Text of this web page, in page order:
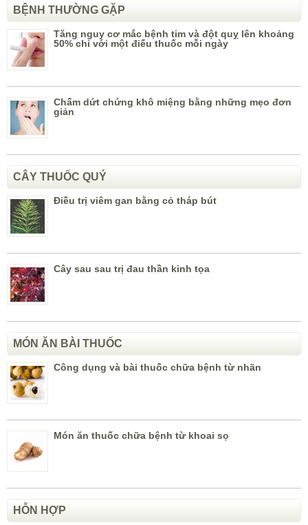
BỆNH THƯỜNG GẶP
Tăng nguy cơ mắc bệnh tim và đột quỵ lên khoảng
50% chỉ với một điếu thuốc mỗi ngày
Chấm dứt chứng khô miệng bằng những mẹo đơn
giản
CÂY THUỐC QUÝ
Điều trị viêm gan bằng cỏ tháp bút
Cây sau sau trị đau thần kinh tọa
MÓN ĂN BÀI THUỐC
Công dụng và bài thuốc chữa bệnh từ nhãn
Món ăn thuốc chữa bệnh từ khoai sọ
HỖN HỢP